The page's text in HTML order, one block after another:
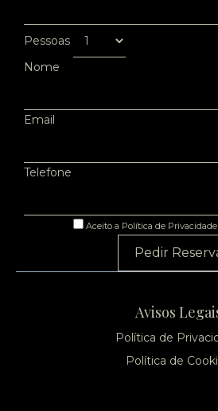
Pessoas
Nome
Email
Telefone
Aceito a Política de
Pedir
Avisos
Política de
Política de